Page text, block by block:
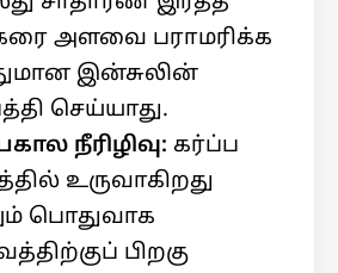
அளவை பராமரிக்க
இன்சுலின்
செய்யாது.
நீரிழிவு: கர்ப்ப
உருவாகிறது
பொதுவாக
பிறகு